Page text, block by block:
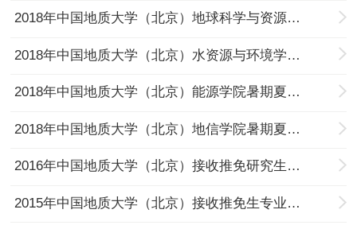
2018年中国地质大学（北京）地球科学与资源学院暑期夏令营活动通知
2018年中国地质大学（北京）水资源与环境学院暑期夏令营活动通知
2018年中国地质大学（北京）能源学院暑期夏令营活动通知
2018年中国地质大学（北京）地信学院暑期夏令营活动通知
2016年中国地质大学（北京）接收推免研究生办法
2015年中国地质大学（北京）接收推免生专业目录